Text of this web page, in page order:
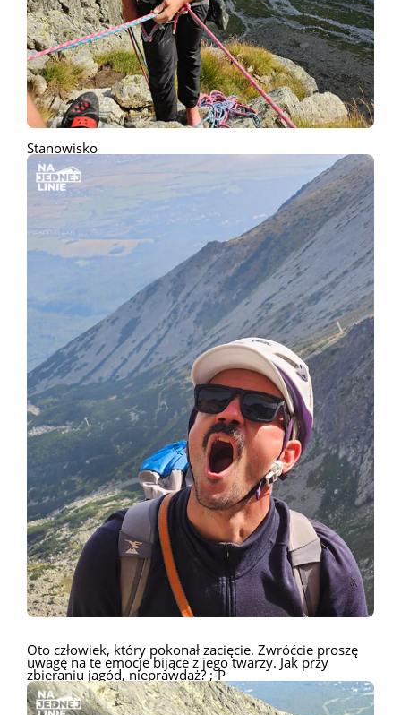
Stanowisko
Oto człowiek, który pokonał zacięcie. Zwróćcie proszę
uwagę na te emocje bijące z jego twarzy. Jak przy
zbieraniu jagód, nieprawdaż? ;-P